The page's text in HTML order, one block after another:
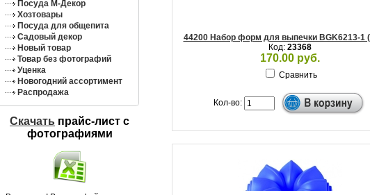
Посуда М-Декор
Хозтовары
Посуда для общепита
Садовый декор
Новый товар
Товар без фотографий
Уценка
Новогодний ассортимент
Распродажа
Скачать прайс-лист c
фотографиями
44200 Набор форм для выпечки BGK6213-1
Код: 23368
170.00 руб.
Сравнить
Кол-во: